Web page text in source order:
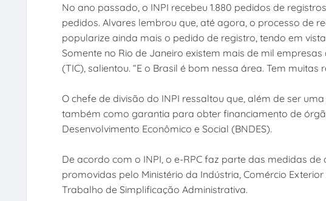
No ano passado, o INPI recebeu 1.880 pedidos de
pedidos. Alvares lembrou que, até agora, o processo de
popularize ainda mais o pedido de registro, tendo em
Somente no Rio de Janeiro existem mais de mil
(TIC), salientou. “E o Brasil é bom nessa área. Tem
O chefe de divisão do INPI ressaltou que, além de ser
também como garantia para obter financiamento de
Desenvolvimento Econômico e Social (BNDES).
De acordo com o INPI, o e-RPC faz parte das medidas
promovidas pelo Ministério da Indústria, Comércio
Trabalho de Simplificação Administrativa.